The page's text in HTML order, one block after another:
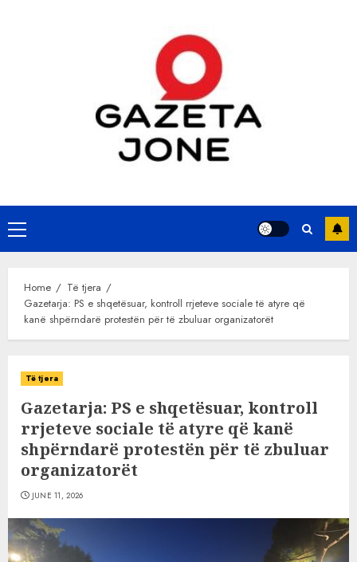
Primary
Menu
Home
Të tjera
Gazetarja: PS e shqetësuar, kontroll rrjeteve sociale të atyre që
kanë shpërndarë protestën për të zbuluar organizatorët
Të tjera
Gazetarja: PS e shqetësuar, kontroll
rrjeteve sociale të atyre që kanë
shpërndarë protestën për të zbuluar
organizatorët
JUNE 11, 2026